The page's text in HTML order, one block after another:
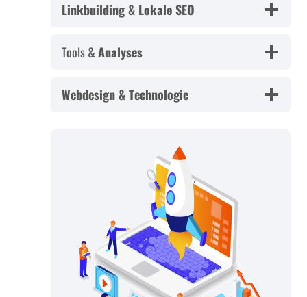
Linkbuilding & Lokale SEO
Tools &Analyses
Webdesign & Technologie